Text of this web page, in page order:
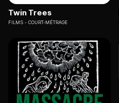
Twin Trees
FILMS COURT-MÉTRAGE